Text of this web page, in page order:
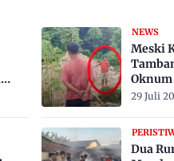
NEWS
Meski
Oknum
Belum
29 Juli
Dua